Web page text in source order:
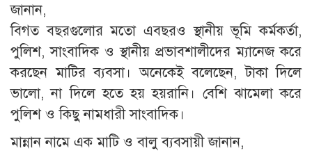
জানান,
বিগত বছরগুলোর মতো এবছরও স্থানীয় ভূমি কর্মকর্তা,
পুলিশ, সাংবাদিক ও স্থানীয় প্রভাবশালীদের ম্যানেজ করে
করছেন মাটির ব্যবসা। অনেকেই বলেছেন, টাকা দিলে
ভালো, না দিলে হতে হয় হয়রানি। বেশি ঝামেলা করে
পুলিশ ও কিছু নামধারী সাংবাদিক।
মান্নান নামে এক মাটি ও বালু ব্যবসায়ী জানান,